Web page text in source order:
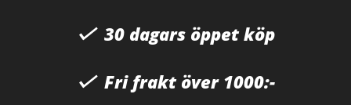
30 dagars öppet köp
Fri frakt över 1000:-